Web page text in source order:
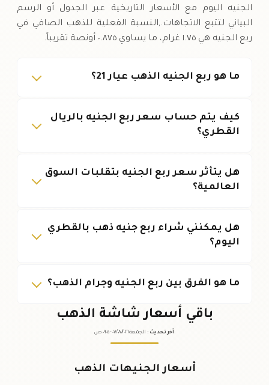
الجنيه اليوم مع الأسعار التاريخية عبر الجدول أو الرسم
البياني لتتبع الاتجاهات.,النسبة الفعلية للذهب الصافي في
ربع الجنيه هي ١.٧٥ غرام، ما يساوي ٠.٨٧٥ أونصة تقريباً.
ما هو ربع الجنيه الذهب عيار 21؟
كيف يتم حساب سعر ربع الجنيه بالريال
القطري؟
هل يتأثر سعر ربع الجنيه بتقلبات السوق
العالمية؟
هل يمكنني شراء ربع جنيه ذهب بالقطري
اليوم؟
ما هو الفرق بين ربع الجنيه وجرام الذهب؟
باقي أسعار شاشة الذهب
آخر تحديث : الجمعة ٠٧ /٠٨/٢٠٢٦ - ٠٩:٠٥ ص
أسعار الجنيهات الذهب